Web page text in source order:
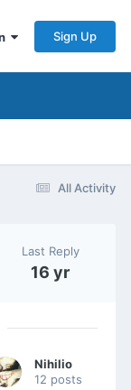
Sign Up
All Activity
Last Reply
16 yr
Nihilio
12 posts